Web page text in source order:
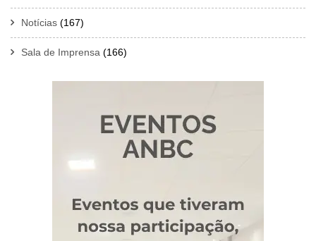
Notícias (167)
Sala de Imprensa (166)